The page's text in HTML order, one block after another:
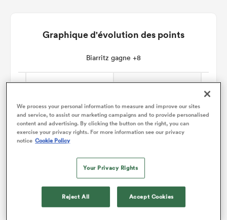
Graphique d'évolution des points
Biarritz gagne +8
We process your personal information to measure and improve our sites
and service, to assist our marketing campaigns and to provide personalised
content and advertising. By clicking the button on the right, you can
exercise your privacy rights. For more information see our privacy
notice Cookie Policy
Your Privacy Rights
Reject All Accept Cookies